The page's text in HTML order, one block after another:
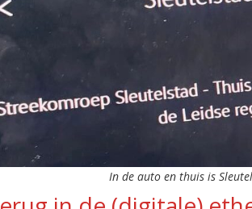
In de auto en thuis is